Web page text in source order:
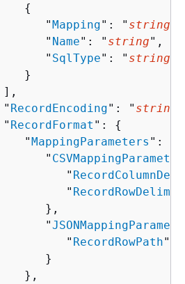
{
"
Mapping": " string
"
Name": " string",
"
SqlType": " string
}
RecordEncoding": " string
RecordFormat ": {
"
MappingParameters ":
"
"
"
},
"
"
RecordRowPath":
}
},